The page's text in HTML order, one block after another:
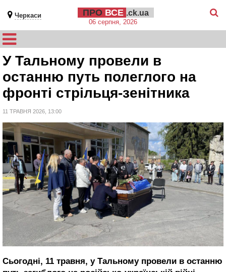
Черкаси ПРО ВСЕ .ck.ua
06 серпня, 2026
У Тальному провели в
останню путь полеглого на
фронті стрільця-зенітника
11 ТРАВНЯ 2026, 13:00
Сьогодні, 11 травня, у Тальному провели в останню